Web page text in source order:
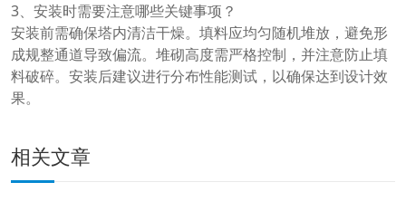
3、安装时需要注意哪些关键事项？
安装前需确保塔内清洁干燥。填料应均匀随机堆放，避免形
成规整通道导致偏流。堆砌高度需严格控制，并注意防止填
料破碎。安装后建议进行分布性能测试，以确保达到设计效
果。
相关文章